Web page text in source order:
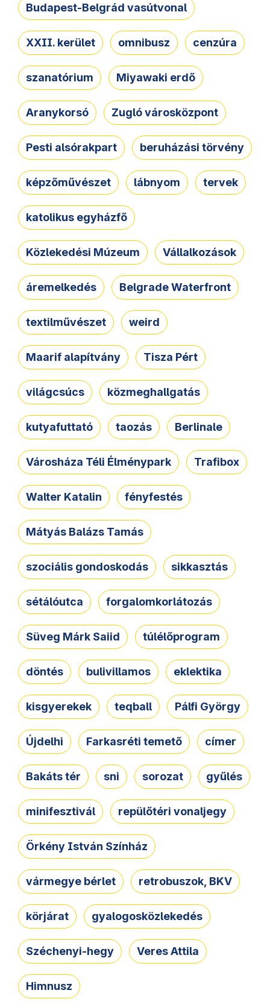
Budapest-Belgrád vasútvonal
XXII. kerület omnibusz cenzúra
szanatórium Miyawaki erdő
Aranykorsó Zugló városközpont
Pesti alsórakpart beruházási törvény
képzőművészet lábnyom tervek
katolikus egyházfő
Közlekedési Múzeum Vállalkozások
áremelkedés Belgrade Waterfront
textilművészet weird
Maarif alapítvány Tisza Pért
világcsúcs közmeghallgatás
kutyafuttató taozás Berlinale
Városháza Téli Élménypark Trafibox
Walter Katalin fényfestés
Mátyás Balázs Tamás
szociális gondoskodás sikkasztás
sétálóutca forgalomkorlátozás
Süveg Márk Saiid túlélőprogram
döntés bulivillamos eklektika
kisgyerekek teqball Pálfi György
Újdelhi Farkasréti temető címer
Bakáts tér sni sorozat gyűlés
minifesztivál repülőtéri vonaljegy
Örkény István Színház
vármegye bérlet retrobuszok, BKV
körjárat gyalogosközlekedés
Széchenyi-hegy Veres Attila
Himnusz